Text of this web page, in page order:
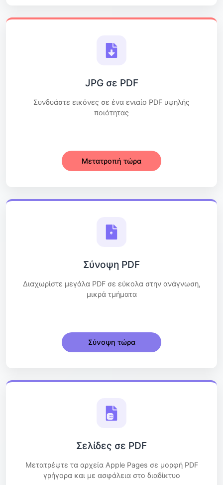
JPG σε PDF
Συνδυάστε εικόνες σε ένα ενιαίο PDF υψηλής
ποιότητας
Μετατροπή τώρα
Σύνοψη PDF
Διαχωρίστε μεγάλα PDF σε εύκολα στην ανάγνωση,
μικρά τμήματα
Σύνοψη τώρα
Σελίδες σε PDF
Μετατρέψτε τα αρχεία Apple Pages σε μορφή PDF
γρήγορα και με ασφάλεια στο διαδίκτυο